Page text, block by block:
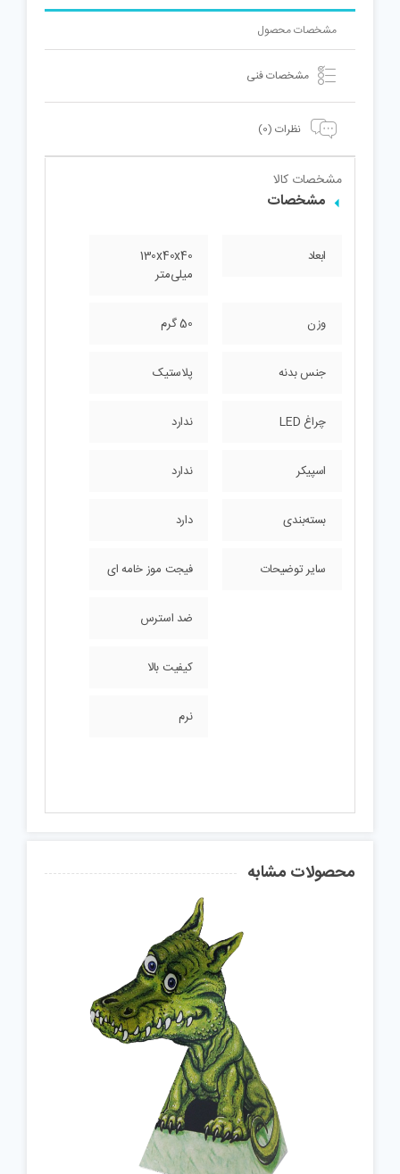
مشخصات محصول
مشخصات فنی
نظرات (0)
مشخصات کالا
مشخصات
ابعاد
130x40x40
میلی‌متر
وزن 50 گرم
جنس بدنه پلاستیک
چراغ LED ندارد
اسپیکر ندارد
بسته‌بندی دارد
سایر توضیحات فیجت موز خامه ای
ضد استرس
کیفیت بالا
نرم
محصولات مشابه